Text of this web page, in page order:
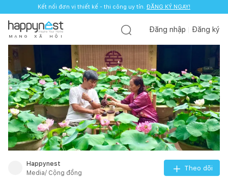
Kết nối đơn vị thiết kế - thi công uy tín. ĐĂNG KÝ NGAY!
M Ạ N G X Ã H Ộ I
Đăng nhập Đăng ký
Happynest
Media/ Cộng đồng
Theo dõi